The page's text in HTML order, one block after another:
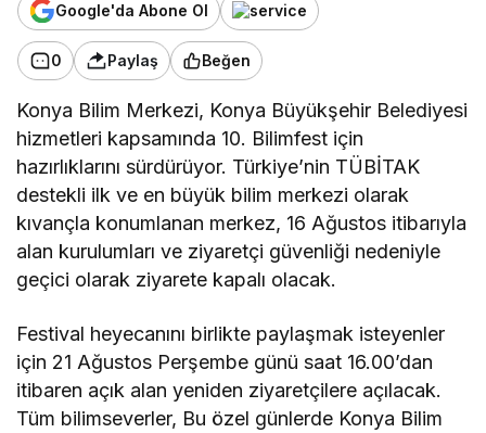
Google'da Abone Ol
0 Paylaş Beğen
Konya Bilim Merkezi, Konya Büyükşehir Belediyesi
hizmetleri kapsamında 10. Bilimfest için
hazırlıklarını sürdürüyor. Türkiye’nin TÜBİTAK
destekli ilk ve en büyük bilim merkezi olarak
kıvançla konumlanan merkez, 16 Ağustos itibarıyla
alan kurulumları ve ziyaretçi güvenliği nedeniyle
geçici olarak ziyarete kapalı olacak.
Festival heyecanını birlikte paylaşmak isteyenler
için 21 Ağustos Perşembe günü saat 16.00’dan
itibaren açık alan yeniden ziyaretçilere açılacak.
Tüm bilimseverler, Bu özel günlerde Konya Bilim